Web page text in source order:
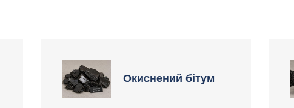
Окиснений бітум